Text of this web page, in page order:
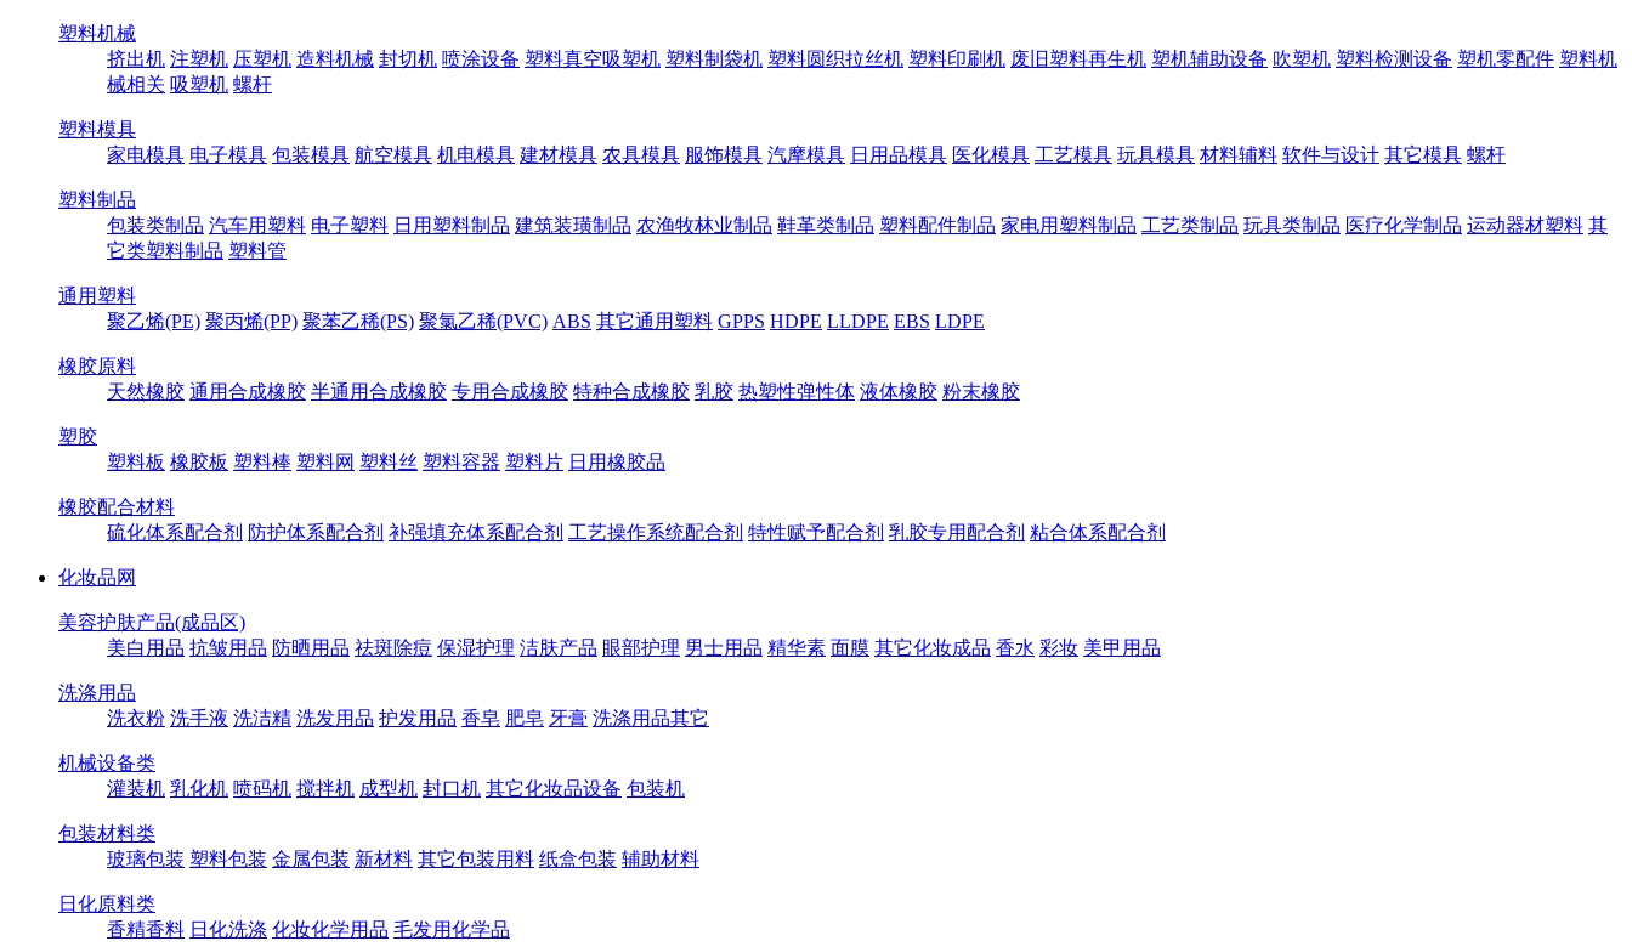
塑料机械
挤出机 注塑机 压塑机 造料机械 封切机 喷涂设备 塑料真空吸塑机 塑料制袋机 塑料圆织拉丝机 塑料印刷机 废旧塑料再生机 塑机辅助设备 吹塑机 塑料检测设备 塑机零配件 塑料机
械相关 吸塑机 螺杆
塑料模具
家电模具 电子模具 包装模具 航空模具 机电模具 建材模具 农具模具 服饰模具 汽摩模具 日用品模具 医化模具 工艺模具 玩具模具 材料辅料 软件与设计 其它模具 螺杆
塑料制品
包装类制品 汽车用塑料 电子塑料 日用塑料制品 建筑装璜制品 农渔牧林业制品 鞋革类制品 塑料配件制品 家电用塑料制品 工艺类制品 玩具类制品 医疗化学制品 运动器材塑料 其
它类塑料制品 塑料管
通用塑料
聚乙烯(PE) 聚丙烯(PP) 聚苯乙稀(PS) 聚氯乙稀(PVC) ABS 其它通用塑料 GPPS HDPE LLDPE EBS LDPE
橡胶原料
天然橡胶 通用合成橡胶 半通用合成橡胶 专用合成橡胶 特种合成橡胶 乳胶 热塑性弹性体 液体橡胶 粉末橡胶
塑胶
塑料板 橡胶板 塑料棒 塑料网 塑料丝 塑料容器 塑料片 日用橡胶品
橡胶配合材料
硫化体系配合剂 防护体系配合剂 补强填充体系配合剂 工艺操作系统配合剂 特性赋予配合剂 乳胶专用配合剂 粘合体系配合剂
化妆品网
美容护肤产品(成品区)
美白用品 抗皱用品 防晒用品 祛斑除痘 保湿护理 洁肤产品 眼部护理 男士用品 精华素 面膜 其它化妆成品 香水 彩妆 美甲用品
洗涤用品
洗衣粉 洗手液 洗洁精 洗发用品 护发用品 香皂 肥皂 牙膏 洗涤用品其它
机械设备类
灌装机 乳化机 喷码机 搅拌机 成型机 封口机 其它化妆品设备 包装机
包装材料类
玻璃包装 塑料包装 金属包装 新材料 其它包装用料 纸盒包装 辅助材料
日化原料类
香精香料 日化洗涤 化妆化学用品 毛发用化学品